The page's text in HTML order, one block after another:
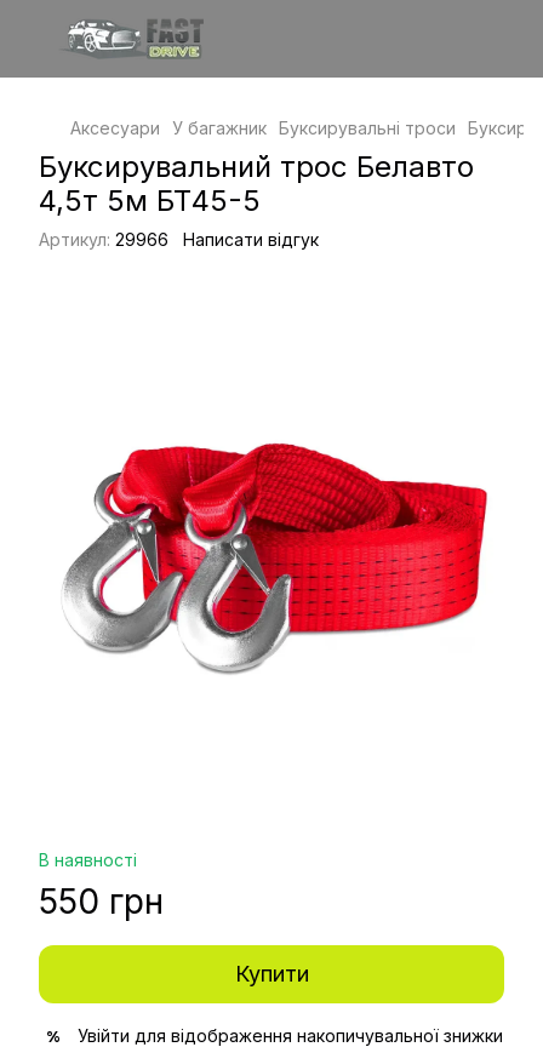
Аксесуари У багажник Буксирувальні троси
Буксирувальний трос Белавто
4,5т 5м БТ45-5
Артикул: 29966 Написати відгук
В наявності
550 грн
Купити
% Увійти для відображення накопичувальної знижки